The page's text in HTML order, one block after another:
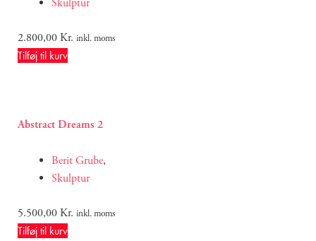
Skulptur
2.800,00Kr. inkl. moms
Tilføj til kurv
Abstract Dreams 2
Berit Grube,
Skulptur
5.500,00Kr. inkl. moms
Tilføj til kurv